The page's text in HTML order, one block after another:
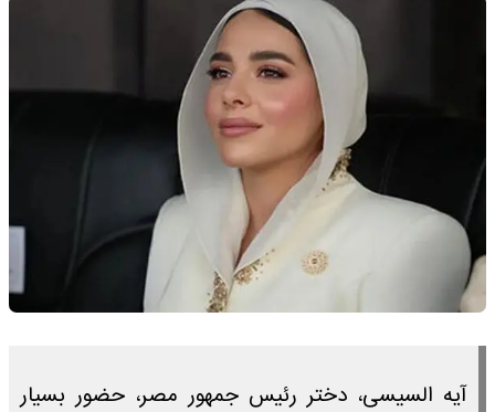
آیه السیسی، دختر رئیس جمهور مصر، حضور بسیار